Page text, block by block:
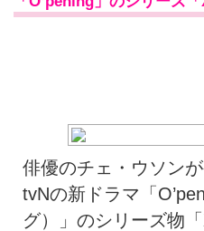
俳優のチェ・ウソン
tvNの新ドラマ「
グ）」のシリーズ物